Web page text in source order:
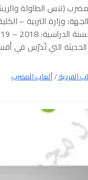
(تنس الطاولة
وزارة التربية –
الحديثة التي تُدرّس في
الفردية/ألعاب المضرب